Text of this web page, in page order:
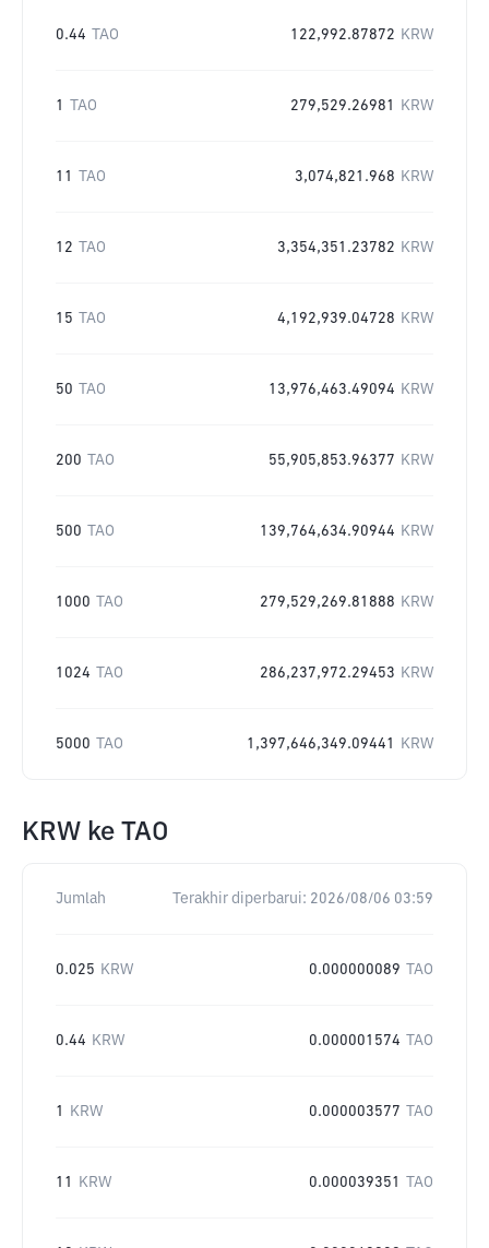
0.44 TAO 122,992.87872 KRW
1 TAO 279,529.26981 KRW
11 TAO 3,074,821.968 KRW
12 TAO 3,354,351.23782 KRW
15 TAO 4,192,939.04728 KRW
50 TAO 13,976,463.49094 KRW
200 TAO 55,905,853.96377 KRW
500 TAO 139,764,634.90944 KRW
1000 TAO 279,529,269.81888 KRW
1024 TAO 286,237,972.29453 KRW
5000 TAO 1,397,646,349.09441 KRW
KRW ke TAO
Jumlah Terakhir diperbarui: 2026/08/06 03:59
0.025 KRW 0.000000089 TAO
0.44 KRW 0.000001574 TAO
1 KRW 0.000003577 TAO
11 KRW 0.000039351 TAO